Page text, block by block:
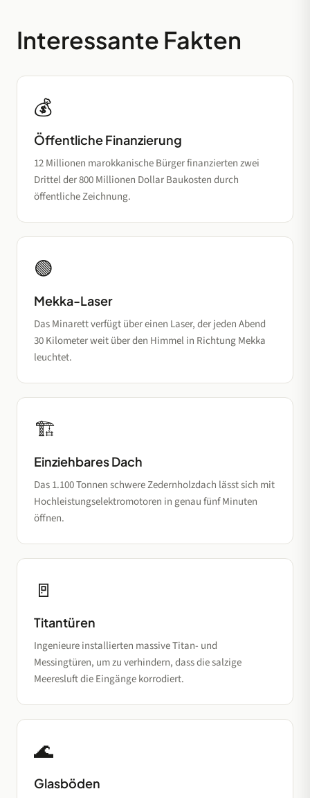
Interessante Fakten
💰
Öffentliche Finanzierung
12 Millionen marokkanische Bürger finanzierten zwei
Drittel der 800 Millionen Dollar Baukosten durch
öffentliche Zeichnung.
🟢
Mekka-Laser
Das Minarett verfügt über einen Laser, der jeden Abend
30 Kilometer weit über den Himmel in Richtung Mekka
leuchtet.
🏗️
Einziehbares Dach
Das 1.100 Tonnen schwere Zedernholzdach lässt sich mit
Hochleistungselektromotoren in genau fünf Minuten
öffnen.
🚪
Titantüren
Ingenieure installierten massive Titan- und
Messingtüren, um zu verhindern, dass die salzige
Meeresluft die Eingänge korrodiert.
🌊
Glasböden